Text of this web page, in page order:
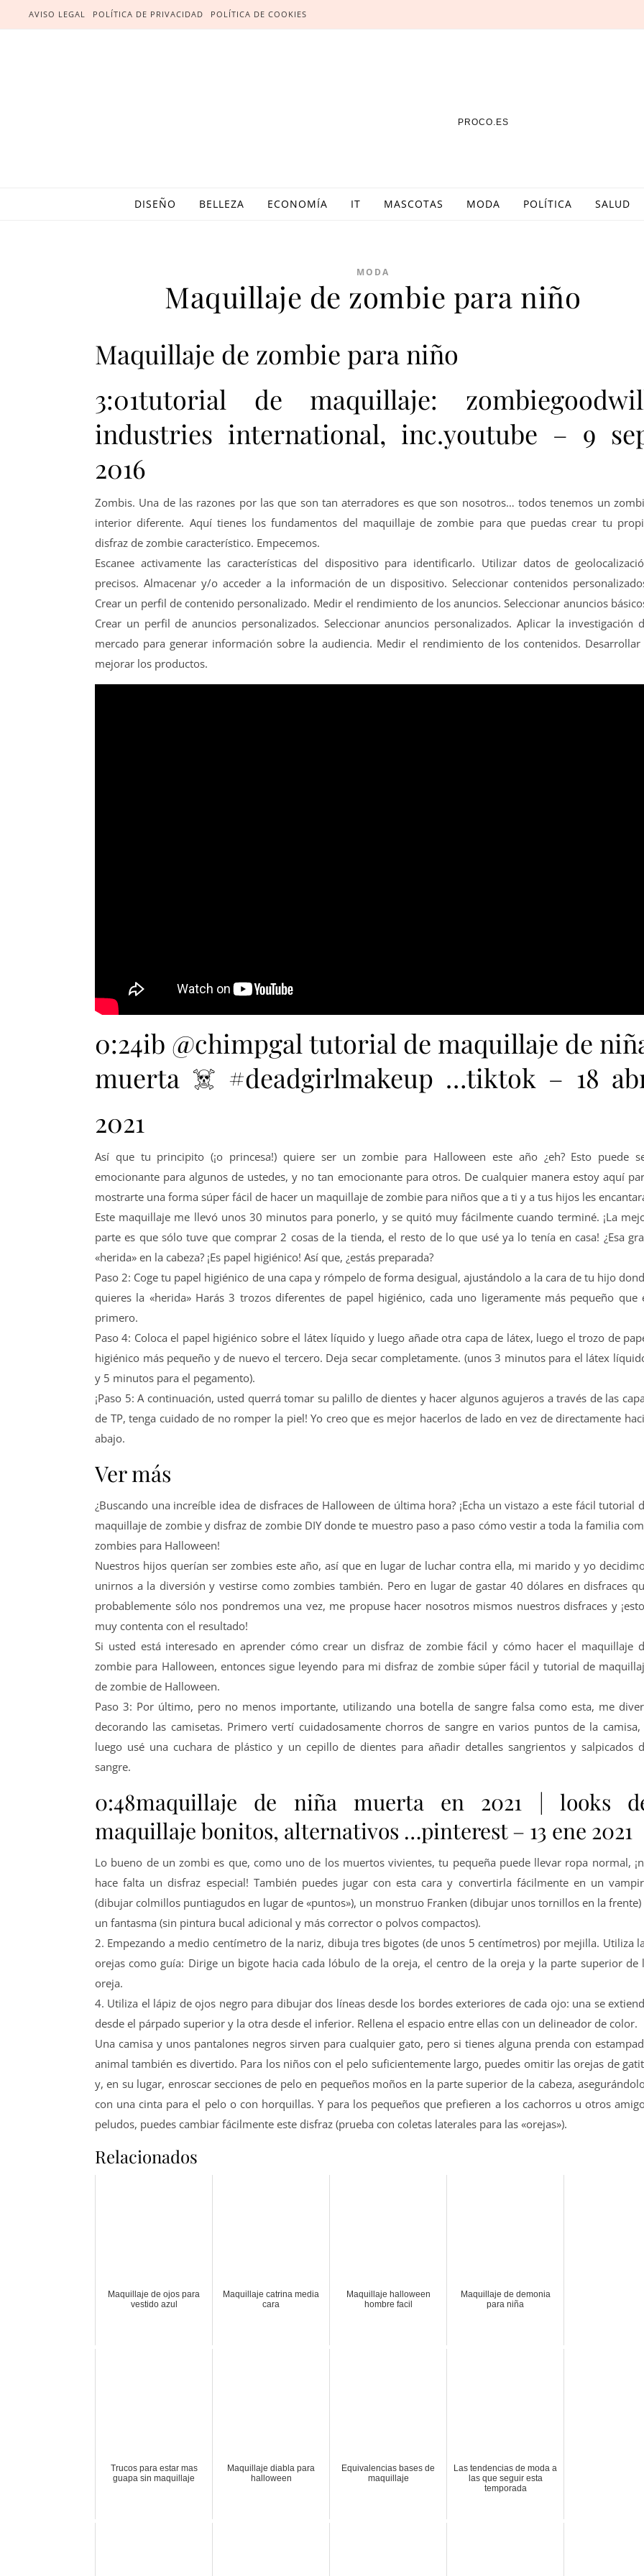
AVISO LEGAL POLÍTICA DE PRIVACIDAD POLÍTICA DE COOKIES
PROCO.ES
DISEÑO BELLEZA ECONOMÍA IT MASCOTAS MODA POLÍTICA SALUD
MODA
Maquillaje de zombie para niño
Maquillaje de zombie para niño
3:01tutorial de maquillaje:
industries international, inc.youtube – 9
2016
Zombis. Una de las razones por las que son tan aterradores es que son nosotros… todos tenemos un
interior diferente. Aquí tienes los fundamentos del maquillaje de zombie para que puedas crear tu
disfraz de zombie característico. Empecemos.
Escanee activamente las características del dispositivo para identificarlo. Utilizar datos de
precisos. Almacenar y/o acceder a la información de un dispositivo. Seleccionar contenidos
Crear un perfil de contenido personalizado. Medir el rendimiento de los anuncios. Seleccionar anuncios
Crear un perfil de anuncios personalizados. Seleccionar anuncios personalizados. Aplicar la investigación
mercado para generar información sobre la audiencia. Medir el rendimiento de los contenidos. Desarrollar
mejorar los productos.
0:24ib @chimpgal tutorial de maquillaje de
muerta ☠️ #deadgirlmakeup …tiktok – 18
2021
Así que tu principito (¡o princesa!) quiere ser un zombie para Halloween este año ¿eh? Esto puede
emocionante para algunos de ustedes, y no tan emocionante para otros. De cualquier manera estoy aquí
mostrarte una forma súper fácil de hacer un maquillaje de zombie para niños que a ti y a tus hijos les
Este maquillaje me llevó unos 30 minutos para ponerlo, y se quitó muy fácilmente cuando terminé. ¡La
parte es que sólo tuve que comprar 2 cosas de la tienda, el resto de lo que usé ya lo tenía en casa! ¿Esa
«herida» en la cabeza? ¡Es papel higiénico! Así que, ¿estás preparada?
Paso 2: Coge tu papel higiénico de una capa y rómpelo de forma desigual, ajustándolo a la cara de tu hijo
quieres la «herida» Harás 3 trozos diferentes de papel higiénico, cada uno ligeramente más pequeño que
primero.
Paso 4: Coloca el papel higiénico sobre el látex líquido y luego añade otra capa de látex, luego el trozo de
higiénico más pequeño y de nuevo el tercero. Deja secar completamente. (unos 3 minutos para el látex
y 5 minutos para el pegamento).
¡Paso 5: A continuación, usted querrá tomar su palillo de dientes y hacer algunos agujeros a través de las
de TP, tenga cuidado de no romper la piel! Yo creo que es mejor hacerlos de lado en vez de directamente
abajo.
Ver más
¿Buscando una increíble idea de disfraces de Halloween de última hora? ¡Echa un vistazo a este fácil tutorial
maquillaje de zombie y disfraz de zombie DIY donde te muestro paso a paso cómo vestir a toda la familia
zombies para Halloween!
Nuestros hijos querían ser zombies este año, así que en lugar de luchar contra ella, mi marido y yo
unirnos a la diversión y vestirse como zombies también. Pero en lugar de gastar 40 dólares en disfraces
probablemente sólo nos pondremos una vez, me propuse hacer nosotros mismos nuestros disfraces y
muy contenta con el resultado!
Si usted está interesado en aprender cómo crear un disfraz de zombie fácil y cómo hacer el maquillaje
zombie para Halloween, entonces sigue leyendo para mi disfraz de zombie súper fácil y tutorial de
de zombie de Halloween.
Paso 3: Por último, pero no menos importante, utilizando una botella de sangre falsa como esta, me
decorando las camisetas. Primero vertí cuidadosamente chorros de sangre en varios puntos de la camisa,
luego usé una cuchara de plástico y un cepillo de dientes para añadir detalles sangrientos y salpicados
sangre.
0:48maquillaje de niña muerta en 2021 | looks
maquillaje bonitos, alternativos …pinterest – 13 ene 2021
Lo bueno de un zombi es que, como uno de los muertos vivientes, tu pequeña puede llevar ropa normal,
hace falta un disfraz especial! También puedes jugar con esta cara y convertirla fácilmente en un
(dibujar colmillos puntiagudos en lugar de «puntos»), un monstruo Franken (dibujar unos tornillos en la frente)
un fantasma (sin pintura bucal adicional y más corrector o polvos compactos).
2. Empezando a medio centímetro de la nariz, dibuja tres bigotes (de unos 5 centímetros) por mejilla. Utiliza
orejas como guía: Dirige un bigote hacia cada lóbulo de la oreja, el centro de la oreja y la parte superior de
oreja.
4. Utiliza el lápiz de ojos negro para dibujar dos líneas desde los bordes exteriores de cada ojo: una se
desde el párpado superior y la otra desde el inferior. Rellena el espacio entre ellas con un delineador de color.
Una camisa y unos pantalones negros sirven para cualquier gato, pero si tienes alguna prenda con
animal también es divertido. Para los niños con el pelo suficientemente largo, puedes omitir las orejas de
y, en su lugar, enroscar secciones de pelo en pequeños moños en la parte superior de la cabeza,
con una cinta para el pelo o con horquillas. Y para los pequeños que prefieren a los cachorros u otros
peludos, puedes cambiar fácilmente este disfraz (prueba con coletas laterales para las «orejas»).
Relacionados
Maquillaje de ojos para
vestido azul
Maquillaje catrina media
cara
Maquillaje halloween
hombre facil
Maquillaje de demonia
para niña
Trucos para estar mas
guapa sin maquillaje
Maquillaje diabla para
halloween
Equivalencias bases de
maquillaje
Las tendencias de moda a
las que seguir esta
temporada